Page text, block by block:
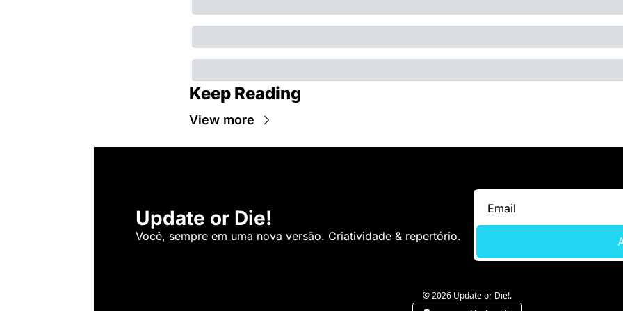
Keep Reading
View more
Update or Die!
Você, sempre em uma nova versão. Criatividade & repertório.
© 2026 Update or Die!.